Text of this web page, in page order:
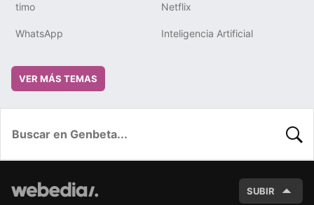
timo Netflix
WhatsApp Inteligencia Artificial
VER MÁS TEMAS
SUBIR